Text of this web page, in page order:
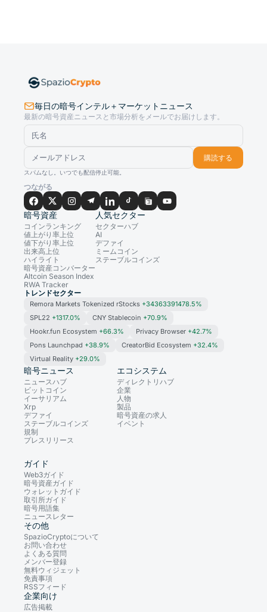
毎日の暗号インテル＋マーケットニュース
最新の暗号資産ニュースと市場分析をメールでお届けします。
購読する
スパムなし。いつでも配信停止可能。
つながる
暗号資産
コインランキング
値上がり率上位
値下がり率上位
出来高上位
ハイライト
暗号資産コンバーター
Altcoin Season Index
RWA Tracker
人気セクター
セクターハブ
AI
デファイ
ミームコイン
ステーブルコインズ
トレンドセクター
Remora Markets Tokenized rStocks +34363391478.5%
SPL22 +1317.0% CNY Stablecoin +70.9%
Hookr.fun Ecosystem +66.3% Privacy Browser +42.7%
Pons Launchpad +38.9% CreatorBid Ecosystem +32.4%
Virtual Reality +29.0%
暗号ニュース
ニュースハブ
ビットコイン
イーサリアム
Xrp
デファイ
ステーブルコインズ
規制
プレスリリース
エコシステム
ディレクトリハブ
企業
人物
製品
暗号資産の求人
イベント
ガイド
Web3ガイド
暗号資産ガイド
ウォレットガイド
取引所ガイド
暗号用語集
ニュースレター
その他
SpazioCryptoについて
お問い合わせ
よくある質問
メンバー登録
無料ウィジェット
免責事項
RSSフィード
企業向け
広告掲載